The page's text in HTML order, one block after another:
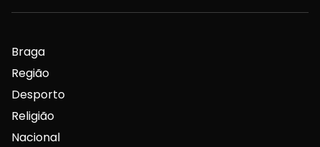
Braga
Região
Desporto
Religião
Nacional